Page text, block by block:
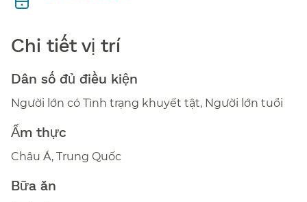
Chi tiết vị trí​​
Dân số đủ điều kiện​​
Người lớn có Tình trạng khuyết tật, Người lớn tuổi​​
Ẩm thực​​
Châu Á, Trung Quốc​​
Bữa ăn​​